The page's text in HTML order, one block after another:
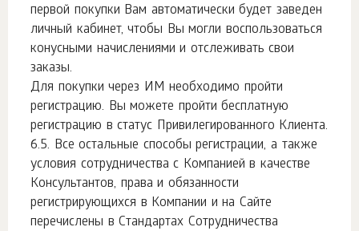
первой покупки Вам автоматически будет заведен
личный кабинет, чтобы Вы могли воспользоваться
конусными начислениями и отслеживать свои
заказы.
Для покупки через ИМ необходимо пройти
регистрацию. Вы можете пройти бесплатную
регистрацию в статус Привилегированного Клиента.
Все остальные способы регистрации, а также
условия сотрудничества с Компанией в качестве
Консультантов, права и обязанности
регистрирующихся в Компании и на Сайте
перечислены в Стандартах Сотрудничества